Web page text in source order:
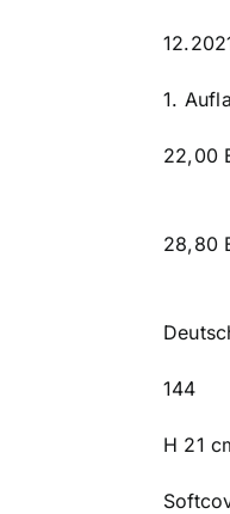
1.
22,00
28,80
144
H 21